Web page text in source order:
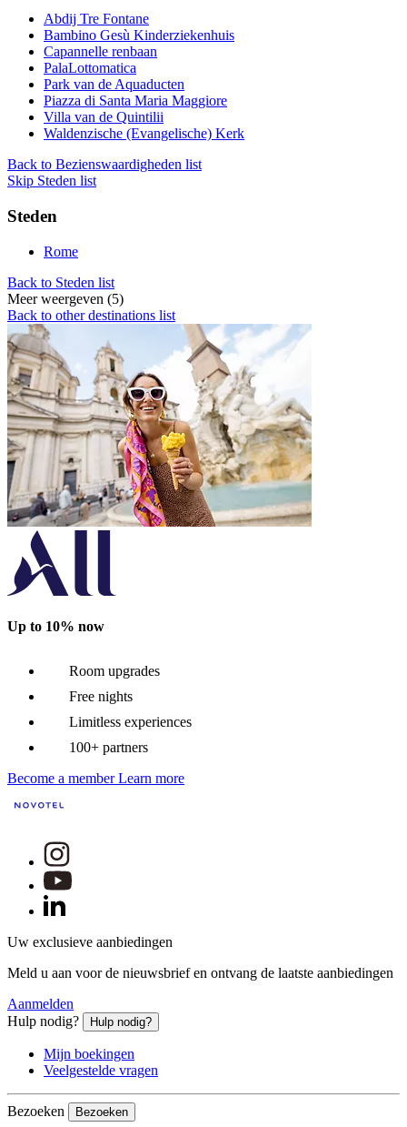
Abdij Tre Fontane
Bambino Gesù Kinderziekenhuis
Capannelle renbaan
PalaLottomatica
Park van de Aquaducten
Piazza di Santa Maria Maggiore
Villa van de Quintilii
Waldenzische (Evangelische) Kerk
Back to Bezienswaardigheden list
Skip Steden list
Steden
Rome
Back to Steden list
Meer weergeven (5)
Back to other destinations list
Up to 10% now
Room upgrades
Free nights
Limitless experiences
100+ partners
Become a member Learn more
Uw exclusieve aanbiedingen
Meld u aan voor de nieuwsbrief en ontvang de laatste aanbiedingen
Aanmelden
Hulp nodig?
Hulp nodig?
Mijn boekingen
Veelgestelde vragen
Bezoeken Bezoeken